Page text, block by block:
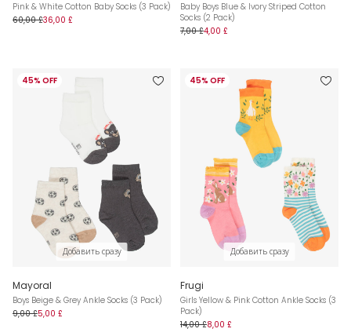
Pink & White Cotton Baby Socks (3 Pack)
60,00 £36,00 £
Baby Boys Blue & Ivory Striped Cotton
Socks (2 Pack)
7,00 £4,00 £
45% OFF
Добавить сразу
Mayoral
Boys Beige & Grey Ankle Socks (3 Pack)
9,00 £5,00 £
45% OFF
Добавить сразу
Frugi
Girls Yellow & Pink Cotton Ankle Socks (3
Pack)
14,00 £8,00 £